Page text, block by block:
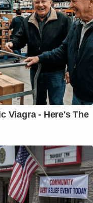
Viagra - Here's The